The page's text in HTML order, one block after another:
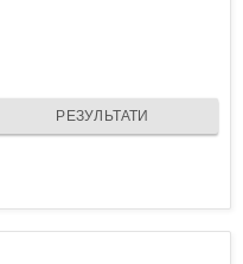
РЕЗУЛЬТАТИ